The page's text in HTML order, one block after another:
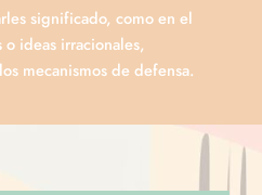
significado, como en el
ideas irracionales,
mecanismos de defensa.